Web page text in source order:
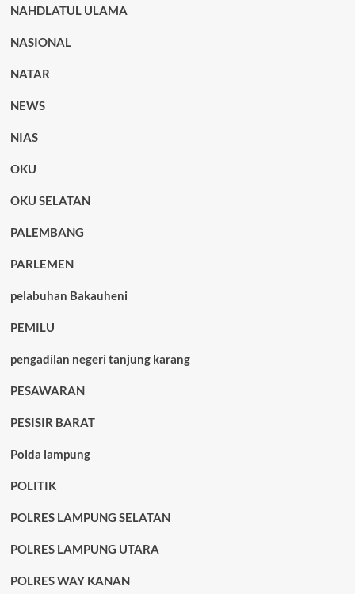
NAHDLATUL ULAMA
NASIONAL
NATAR
NEWS
NIAS
OKU
OKU SELATAN
PALEMBANG
PARLEMEN
pelabuhan Bakauheni
PEMILU
pengadilan negeri tanjung karang
PESAWARAN
PESISIR BARAT
Polda lampung
POLITIK
POLRES LAMPUNG SELATAN
POLRES LAMPUNG UTARA
POLRES WAY KANAN